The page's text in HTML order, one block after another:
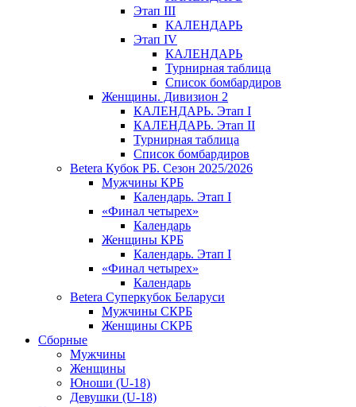
Этап III
КАЛЕНДАРЬ
Этап IV
КАЛЕНДАРЬ
Турнирная таблица
Список бомбардиров
Женщины. Дивизион 2
КАЛЕНДАРЬ. Этап I
КАЛЕНДАРЬ. Этап II
Турнирная таблица
Список бомбардиров
Betera Кубок РБ. Сезон 2025/2026
Мужчины КРБ
Календарь. Этап I
«Финал четырех»
Календарь
Женщины КРБ
Календарь. Этап I
«Финал четырех»
Календарь
Betera Суперкубок Беларуси
Мужчины СКРБ
Женщины СКРБ
Сборные
Мужчины
Женщины
Юноши (U-18)
Девушки (U-18)